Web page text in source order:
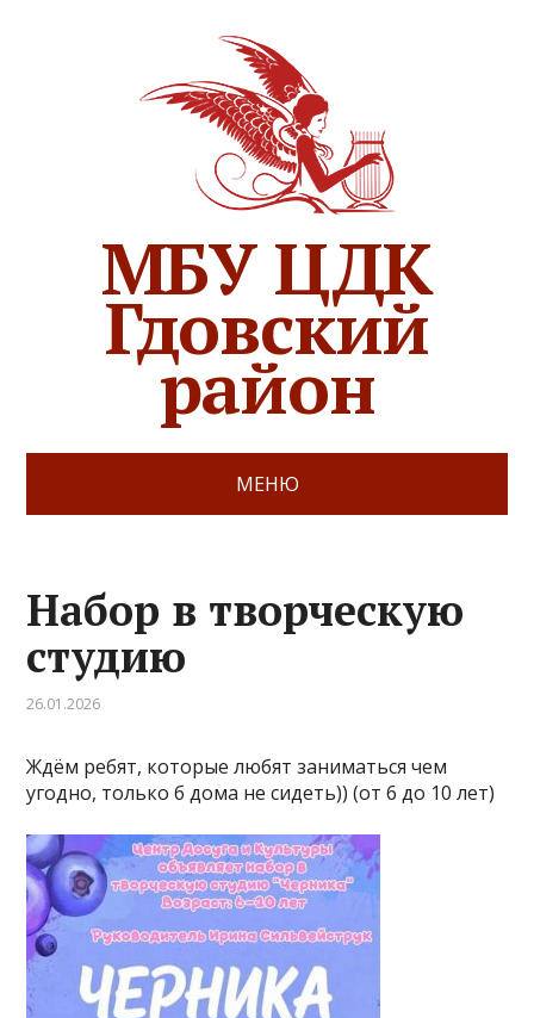
МБУ ЦДК
Гдовский
район
МЕНЮ
Набор в творческую
студию
26.01.2026
Ждём ребят, которые любят заниматься чем
угодно, только б дома не сидеть)) (от 6 до 10 лет)